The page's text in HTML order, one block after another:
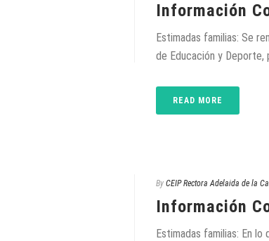
Información
Estimadas familias: Se
de Educación y Deporte,
READ MORE
By CEIP Rectora Adelaida de la
Información
Estimadas familias: En